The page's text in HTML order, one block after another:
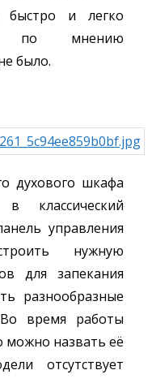
быстро и легко
по мнению
было.
духового шкафа
классический
управления
нужную
для запекания
разнообразные
время работы
можно назвать её
отсутствует